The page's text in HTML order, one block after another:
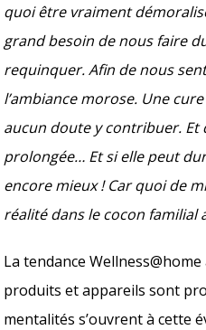
quoi être vraiment
grand besoin de nous faire
requinquer. Afin de nous
l’ambiance morose. Une
aucun doute y contribuer. Et
prolongée… Et si elle peut
encore mieux ! Car quoi de
réalité dans le cocon familial
La tendance
produits et appareils sont
mentalités s’ouvrent à cette